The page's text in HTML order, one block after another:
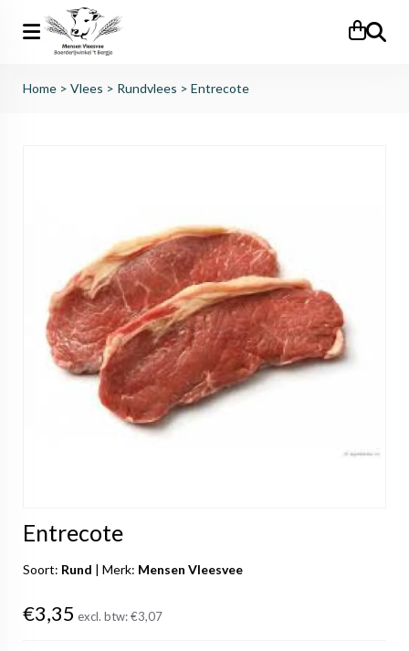
Zoeken
Home > Vlees > Rundvlees > Entrecote
Entrecote
Soort: Rund | Merk: Mensen Vleesvee
€3,35 excl. btw:€3,07